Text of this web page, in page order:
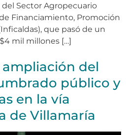
Sector Agropecuario
Financiamiento, Promoción
que pasó de un
mil millones […]
del
público y
en la vía
de Villamaría